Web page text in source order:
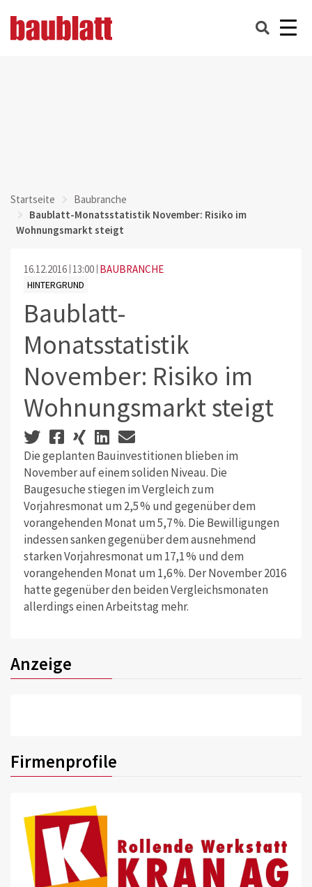
Startseite
Baubranche
Baublatt-Monatsstatistik November: Risiko im
Wohnungsmarkt steigt
16.12.2016 13:00 BAUBRANCHE
HINTERGRUND
Baublatt-
Monatsstatistik
November: Risiko im
Wohnungsmarkt steigt
Die geplanten Bauinvestitionen blieben im
November auf einem soliden Niveau. Die
Baugesuche stiegen im Vergleich zum
Vorjahresmonat um 2,5 % und gegenüber dem
vorangehenden Monat um 5,7 %. Die Bewilligungen
indessen sanken gegenüber dem ausnehmend
starken Vorjahresmonat um 17,1 % und dem
vorangehenden Monat um 1,6 %. Der November 2016
hatte gegenüber den beiden Vergleichsmonaten
allerdings einen Arbeitstag mehr.
Anzeige
Firmenprofile